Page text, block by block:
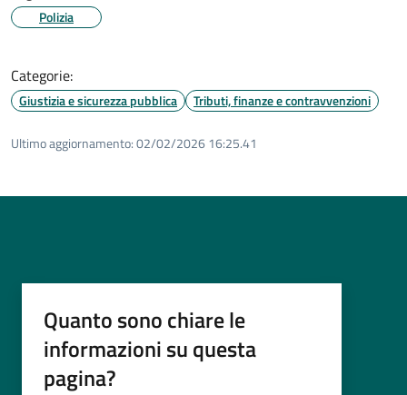
Polizia
Categorie:
Giustizia e sicurezza pubblica Tributi, finanze e contravvenzioni
Ultimo aggiornamento:02/02/2026 16:25.41
Quanto sono chiare le
informazioni su questa
pagina?